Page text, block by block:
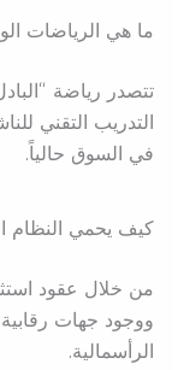
ما هي الرياضات
تتصدر رياضة
التدريب التقني
في السوق حالياً.
كيف يحمي النظام
من خلال عقود
ووجود جهات
الرأسمالية.